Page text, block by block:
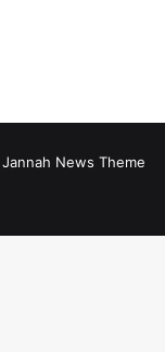
Jannah News Theme